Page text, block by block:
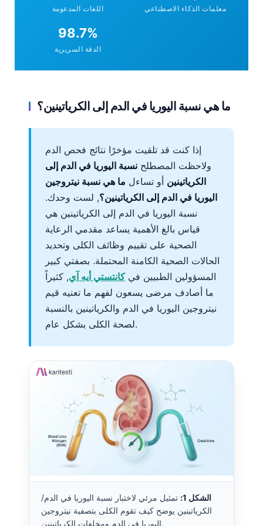
اللغات المدعومة معلمات الذكاء الاصطناعي
98.7%
الدقة السريرية
ما هي نسبة اليوريا في الدم إلى الكرياتينين؟
إذا كنت قد تلقيت مؤخرًا نتائج فحص الدم
ولاحظت المصطلح نسبة اليوريا في الدم إلى
الكرياتينين أو تساءل ما هي نسبة نيتروجين
اليوريا في الدم إلى الكرياتينين؟, لست وحدك.
نسبة اليوريا في الدم إلى الكرياتينين هي
قياس بالغ الأهمية يساعد مقدمي الرعاية
الصحية على تقييم وظائف الكلى وتحديد
الحالات الصحية الكامنة المحتملة. بصفتي كبير
المسؤولين الطبيين فيكانتستي أيه آي, كثيراً
ما أصادف مرضى يسعون لفهم ما تعنيه قيم
نيتروجين اليوريا في الدم والكرياتينين بالنسبة
لصحة الكلى بشكل عام.
الشكل 1:
تمثيل مرئي لاختبار نسبة اليوريا في الدم/
الكرياتينين يوضح كيف تقوم الكلى بتصفية نيتروجين
اليوريا في الدم ومخلفات الكرياتينين.